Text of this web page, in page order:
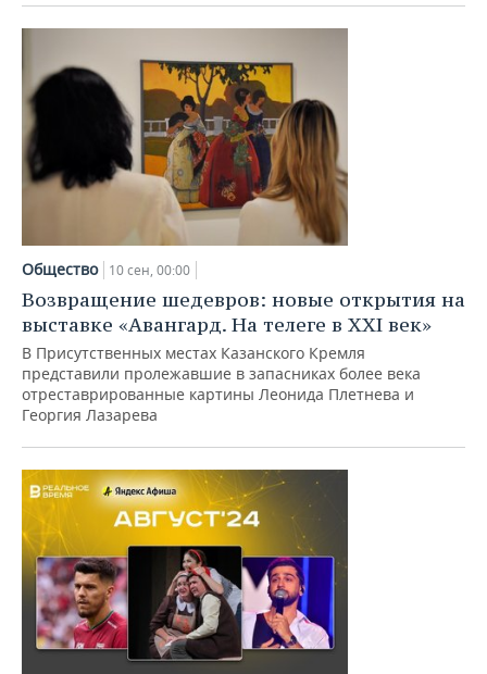
ХОККЕЙ С МЯЧОМ
ПРОИСШЕСТВИЯ
Общество 10 сен, 00:00
Возвращение шедевров: новые открытия на
выставке «Авангард. На телеге в XXI век»
В Присутственных местах Казанского Кремля
представили пролежавшие в запасниках более века
отреставрированные картины Леонида Плетнева и
Георгия Лазарева